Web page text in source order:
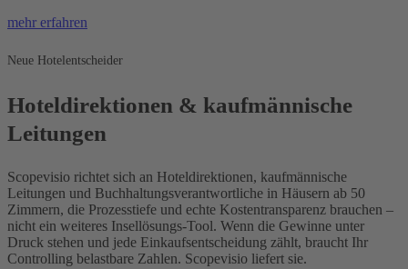
mehr erfahren
Neue Hotelentscheider
Hoteldirektionen & kaufmännische
Leitungen
Scopevisio richtet sich an Hoteldirektionen, kaufmännische
Leitungen und Buchhaltungsverantwortliche in Häusern ab 50
Zimmern, die Prozesstiefe und echte Kostentransparenz brauchen –
nicht ein weiteres Insellösungs-Tool. Wenn die Gewinne unter
Druck stehen und jede Einkaufsentscheidung zählt, braucht Ihr
Controlling belastbare Zahlen. Scopevisio liefert sie.